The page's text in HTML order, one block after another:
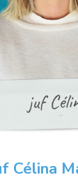
Célina